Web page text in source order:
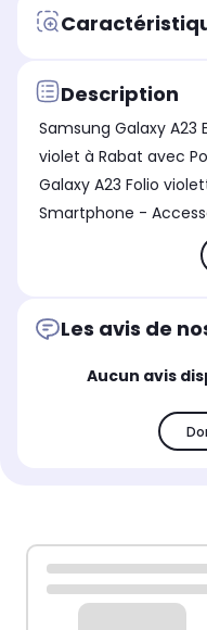
Description
Samsung Galaxy
violet à Rabat avec
Galaxy A23 Folio violette
Les avis de
Aucun avis